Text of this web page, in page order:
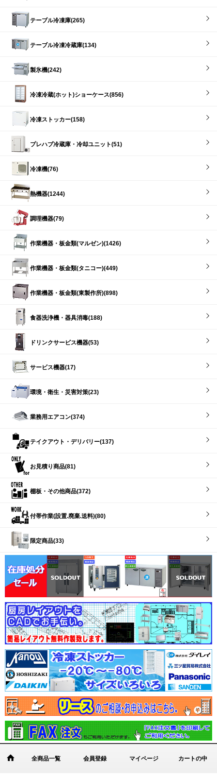
テーブル冷凍庫(265)
テーブル冷凍冷蔵庫(134)
製氷機(242)
冷凍冷蔵(ホット)ショーケース(856)
冷凍ストッカー(158)
プレハブ冷蔵庫・冷却ユニット(51)
冷凍機(76)
熱機器(1244)
調理機器(79)
作業機器・板金類(マルゼン)(1426)
作業機器・板金類(タニコー)(449)
作業機器・板金類(東製作所)(898)
食器洗浄機・器具消毒(188)
ドリンクサービス機器(53)
サービス機器(17)
環境・衛生・災害対策(23)
業務用エアコン(374)
テイクアウト・デリバリー(137)
お見積り商品(81)
棚板・その他商品(372)
付帯作業(設置.廃棄.送料)(80)
限定商品(33)
全商品一覧 会員登録 マイページ カートの中